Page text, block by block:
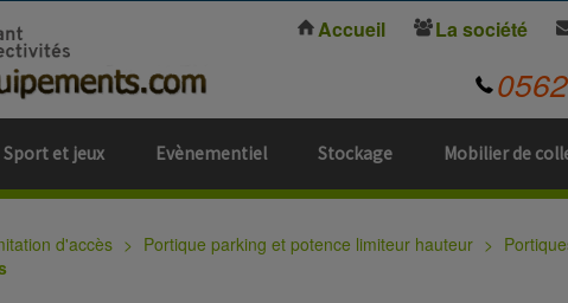
Sport et jeux Evènementiel Stockage Mobilier de
Accueil La société
d'accès Portique parking et potence limiteur hauteur